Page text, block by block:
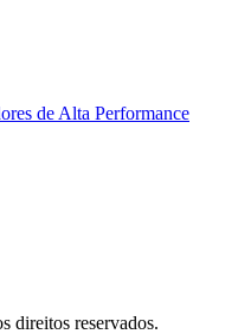
de Alta Performance
direitos reservados.